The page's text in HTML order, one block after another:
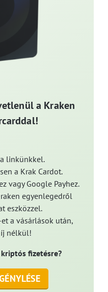
a Kraken
linkünkkel.
a Krak Cardot.
vagy Google Payhez.
egyenlegedről
eszközzel.
a vásárlások után,
nélkül!
fizetésre?